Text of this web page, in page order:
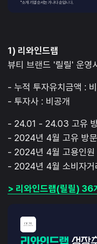
1) 리와인드랩
뷰티 브랜드 '릴릴' 운영
- 누적 투자유치금액 :
- 투자사 : 비공개
- 24.01 - 24.03 고유
- 2024년 4월 고유 방
- 2024년 4월 고용인원
- 2024년 4월 소비자거
> 리와인드랩(릴릴) 36